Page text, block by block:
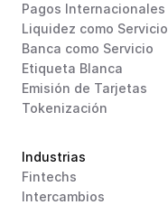
Pagos Internacionales
Liquidez como Servicio
Banca como Servicio
Etiqueta Blanca
Emisión de Tarjetas
Tokenización
Industrias
Fintechs
Intercambios